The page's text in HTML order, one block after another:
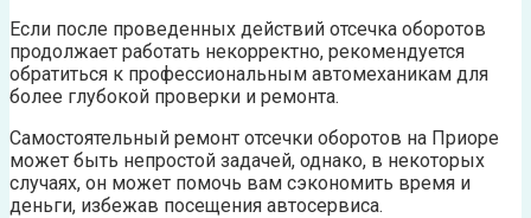
Если после проведенных действий отсечка оборотов
продолжает работать некорректно, рекомендуется
обратиться к профессиональным автомеханикам для
более глубокой проверки и ремонта.
Самостоятельный ремонт отсечки оборотов на Приоре
может быть непростой задачей, однако, в некоторых
случаях, он может помочь вам сэкономить время и
деньги, избежав посещения автосервиса.